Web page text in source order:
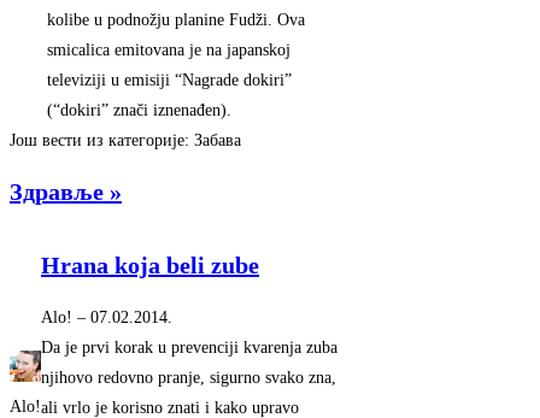
kolibe u podnožju planine Fudži. Ova
smicalica emitovana je na japanskoj
televiziji u emisiji “Nagrade dokiri”
(“dokiri” znači iznenađen).
Још вести из категорије: Забава
Здравље »
Alo!
Hrana koja beli zube
Alo! – ‎07.02.2014.‎
Da je prvi korak u prevenciji kvarenja zuba
njihovo redovno pranje, sigurno svako zna,
ali vrlo je korisno znati i kako upravo